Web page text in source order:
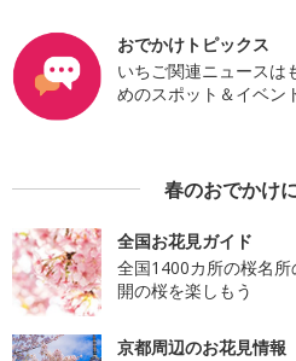
おでかけトピックス
いちご関連ニュースは
めのスポット＆イベン
春のおでかけ
全国お花見ガイド
全国1400カ所の桜名
開の桜を楽しもう
京都周辺のお花見情報